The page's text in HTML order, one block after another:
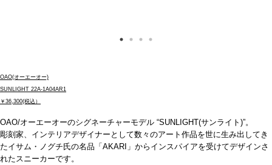
OAO(オーエーオー)
SUNLIGHT 22A-1A04AR1
￥36,300(税込）
OAO/オーエーオーのシグネーチャーモデル “SUNLIGHT(サンライト)”。
彫刻家、インテリアデザイナーとして数々のアート作品を世に生み出してき
たイサム・ノグチ氏の名品「AKARI」からインスパイアを受けてデザインさ
れたスニーカーです。